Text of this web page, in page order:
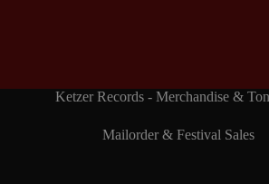
Ketzer Records - Merchandise &
Mailorder & Festival Sales